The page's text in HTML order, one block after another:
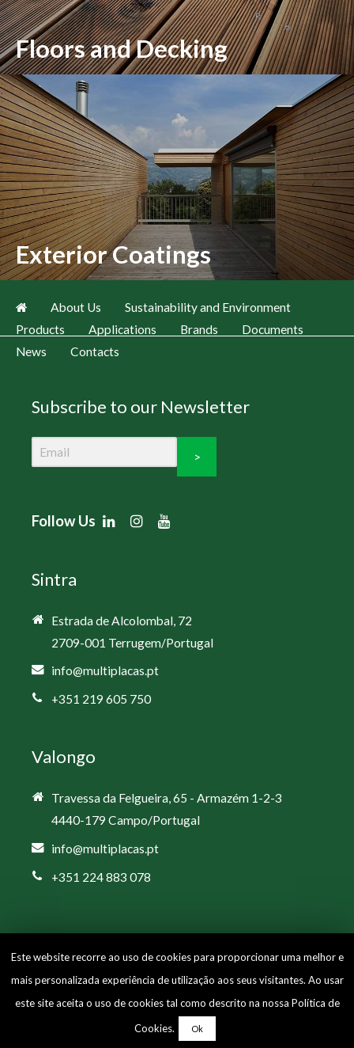
Floors and Decking
Exterior Coatings
About Us
Sustainability and Environment
Products
Applications Brands
Documents
News
Contacts
Subscribe to our Newsletter
>
Follow Us
Sintra
Estrada de Alcolombal, 72
2709-001 Terrugem/Portugal
info@multiplacas.pt
+351 219 605 750
Valongo
Travessa da Felgueira, 65 - Armazém 1-2-3
4440-179 Campo/Portugal
info@multiplacas.pt
+351 224 883 078
Copyright © 2026 Multiplacas | Powered byBlue Line
Privacy Policy|Livro de Reclamações
Este website recorre ao uso de cookies para proporcionar uma melhor e
mais personalizada experiência de utilização aos seus visitantes. Ao usar
este site aceita o uso de cookies tal como descrito na nossa Política de
Cookies. Ok